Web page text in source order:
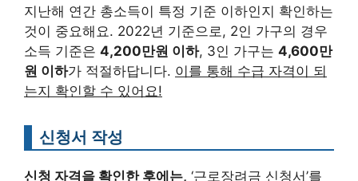
지난해 연간 총소득이 특정 기준 이하인지 확인하는
것이 중요해요. 2022년 기준으로, 2인 가구의 경우
소득 기준은 4,200만원 이하, 3인 가구는 4,600만
원 이하가 적절하답니다. 이를 통해 수급 자격이 되
는지 확인할 수 있어요!
신청서 작성
신청 자격을 확인한 후에는, ‘근로장려금 신청서’를